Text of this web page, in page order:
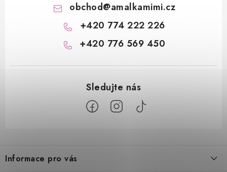
obchod@amalkamimi.cz
+420 774 222 226
+420 776 569 450
pInformace pro vás